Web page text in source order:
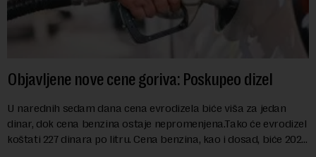
Objavljene nove cene goriva: Poskupeo dizel
U narednih sedam dana cena evrodizela biće viša za jedan
dinar, dok cena benzina ostaje nepromenjena.Tako će evrodizel
koštati 227 dinara po litru. Cena benzina, kao i dosad, biće 202